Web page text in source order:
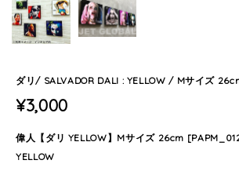
ダリ/ SALVADOR DALI : YELLOW / Mサイズ
¥3,000
偉人【ダリ YELLOW】Mサイズ 26cm
YELLOW